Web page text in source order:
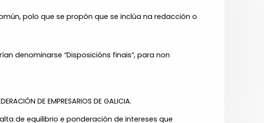
polo que se propón que se inclúa na redacción o
denominarse “Disposicións finais”, para non
DE EMPRESARIOS DE GALICIA.
de equilibrio e ponderación de intereses que